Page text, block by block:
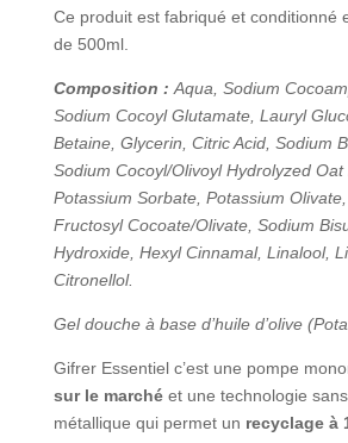
Ce produit est fabriqué et conditionné
de 500ml.
Composition : Aqua, Sodium
Sodium Cocoyl Glutamate, Lauryl
Betaine, Glycerin, Citric Acid, Sodium
Sodium Cocoyl/Olivoyl Hydrolyzed Oat
Potassium Sorbate, Potassium
Fructosyl Cocoate/Olivate, Sodium
Hydroxide, Hexyl Cinnamal, Linalool,
Citronellol.
Gel douche à base d’huile d’olive
Gifrer Essentiel c’est une pompe
sur le marchéet une technologie
métallique qui permet un recyclage à